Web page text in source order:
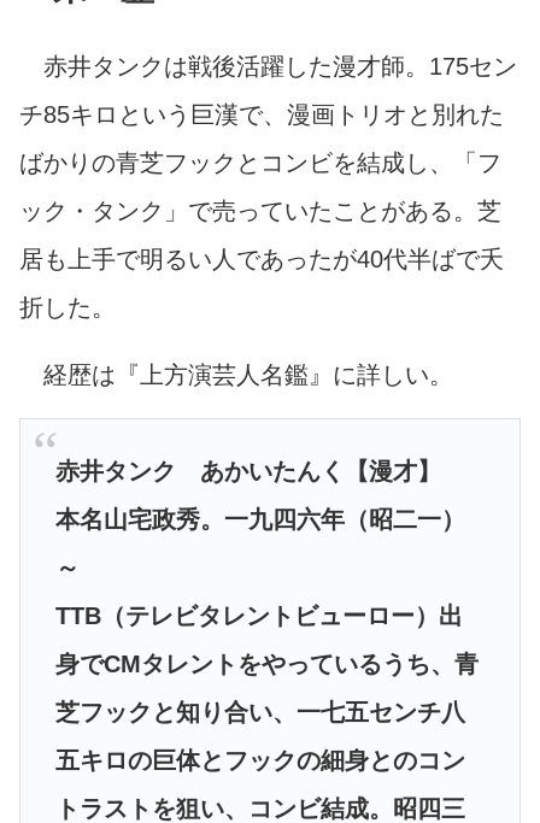
赤井タンクは戦後活躍した漫才師。175セン
チ85キロという巨漢で、漫画トリオと別れた
ばかりの青芝フックとコンビを結成し、「フ
ック・タンク」で売っていたことがある。芝
居も上手で明るい人であったが40代半ばで夭
折した。
経歴は『上方演芸人名鑑』に詳しい。
赤井タンク あかいたんく【漫才】
本名山宅政秀。一九四六年（昭二一）
～
TTB（テレビタレントビューロー）出
身でCMタレントをやっているうち、青
芝フックと知り合い、一七五センチ八
五キロの巨体とフックの細身とのコン
トラストを狙い、コンビ結成。昭四三